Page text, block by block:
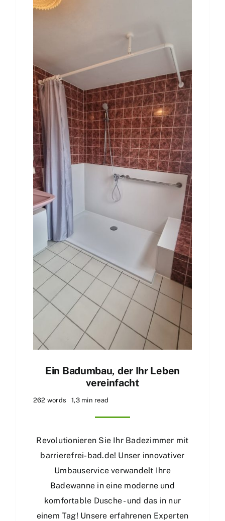
Ein Badumbau, der Ihr Leben
vereinfacht
262 words 1,3 min read
Revolutionieren Sie Ihr Badezimmer mit
barrierefrei-bad.de! Unser innovativer
Umbauservice verwandelt Ihre
Badewanne in eine moderne und
komfortable Dusche - und das in nur
einem Tag! Unsere erfahrenen Experten